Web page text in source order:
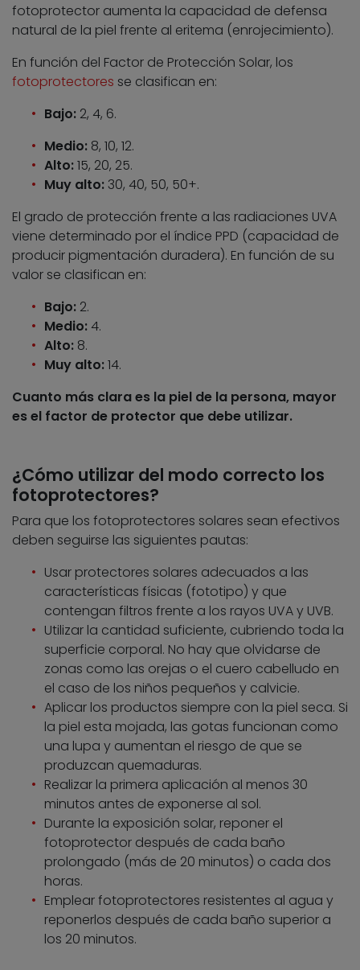
fotoprotector aumenta la capacidad de defensa
natural de la piel frente al eritema (enrojecimiento).
En función del Factor de Protección Solar, los
fotoprotectores se clasifican en:
Bajo: 2, 4, 6.
Medio: 8, 10, 12.
Alto:15, 20, 25.
Muy alto: 30, 40, 50, 50+.
El grado de protección frente a las radiaciones UVA
viene determinado por el índice PPD (capacidad de
producir pigmentación duradera). En función de su
valor se clasifican en:
Bajo: 2.
Medio: 4.
Alto: 8.
Muy alto:14.
Cuanto más clara es la piel de la persona, mayor
es el factor de protector que debe utilizar.
¿Cómo utilizar del modo correcto los
fotoprotectores?
Para que los fotoprotectores solares sean efectivos
deben seguirse las siguientes pautas:
Usar protectores solares adecuados a las
características físicas (fototipo) y que
contengan filtros frente a los rayos UVA y UVB.
Utilizar la cantidad suficiente, cubriendo toda la
superficie corporal. No hay que olvidarse de
zonas como las orejas o el cuero cabelludo en
el caso de los niños pequeños y calvicie.
Aplicar los productos siempre con la piel seca. Si
la piel esta mojada, las gotas funcionan como
una lupa y aumentan el riesgo de que se
produzcan quemaduras.
Realizar la primera aplicación al menos 30
minutos antes de exponerse al sol.
Durante la exposición solar, reponer el
fotoprotector después de cada baño
prolongado (más de 20 minutos) o cada dos
horas.
Emplear fotoprotectores resistentes al agua y
reponerlos después de cada baño superior a
los 20 minutos.